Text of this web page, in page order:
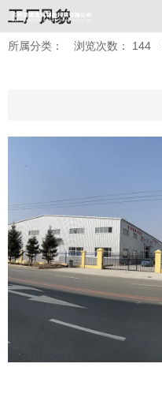
工厂风貌
所属分类： 浏览次数： 144